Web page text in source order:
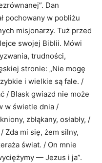
Dan
pochowany w pobliżu
misjonarzy. Tuż przed
swojej Biblii. Mówi
trudności,
stronie: „Nie mogę
i wielkie są fale. /
/ Blask gwiazd nie może
w świetle dnia /
zbłąkany, osłabły, /
Zda mi się, żem silny,
świat. / On mnie
— Jezus i ja”.